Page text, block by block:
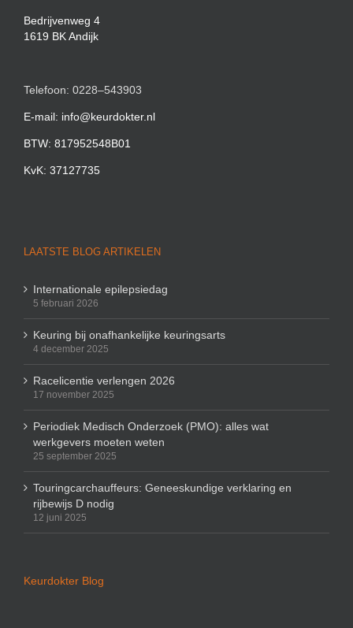
Bedrijvenweg 4
1619 BK Andijk
Telefoon: 0228–543903
E-mail: info@keurdokter.nl
BTW: 817952548B01
KvK: 37127735
LAATSTE BLOG ARTIKELEN
Internationale epilepsiedag
5 februari 2026
Keuring bij onafhankelijke keuringsarts
4 december 2025
Racelicentie verlengen 2026
17 november 2025
Periodiek Medisch Onderzoek (PMO): alles wat
werkgevers moeten weten
25 september 2025
Touringcarchauffeurs: Geneeskundige verklaring en
rijbewijs D nodig
12 juni 2025
Keurdokter Blog